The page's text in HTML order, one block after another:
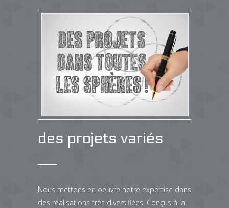
des projets variés
Nous mettons en oeuvre notre expertise dans
des réalisations très diversifiées. Conçus à la